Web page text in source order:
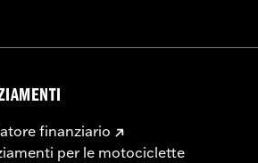
finanziario
per le motociclette